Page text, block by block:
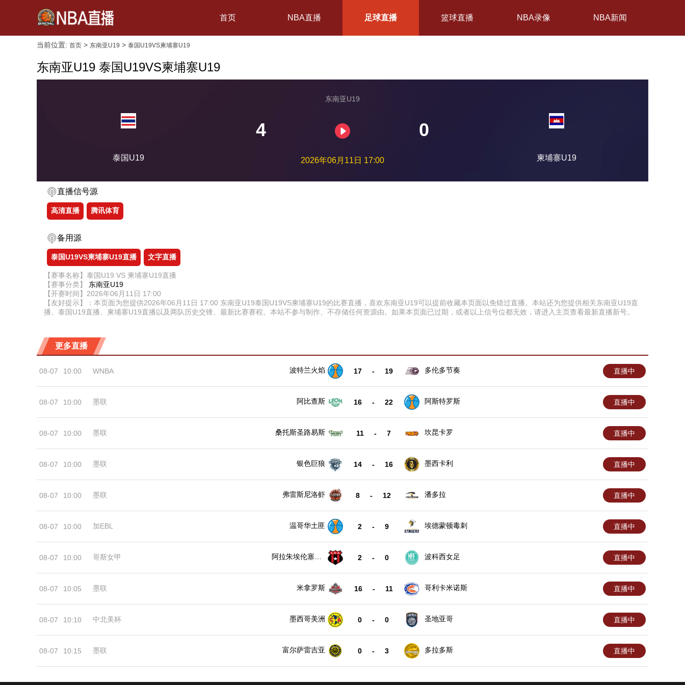
首页 NBA直播 足球直播 篮球直播 NBA录像 NBA新闻
当前位置: 首页 > 东南亚U19 > 泰国U19VS柬埔寨U19
东南亚U19 泰国U19VS柬埔寨U19
泰国U19
东南亚U19
4 0
2026年06月11日 17:00 柬埔寨U19
直播信号源
高清直播 腾讯体育
备用源
泰国U19VS柬埔寨U19直播 文字直播
【赛事名称】泰国U19 VS 柬埔寨U19直播
【赛事分类】 东南亚U19
【开赛时间】2026年06月11日 17:00
【友好提示】：本页面为您提供2026年06月11日 17:00 东南亚U19泰国U19VS柬埔寨U19的比赛直播，喜欢东南亚U19可以提前收藏本页面以免错过直播。本站还为您提供相关东南亚U19直
播、泰国U19直播、柬埔寨U19直播以及两队历史交锋、最新比赛赛程。本站不参与制作、不存储任何资源由。如果本页面已过期，或者以上信号位都无效，请进入主页查看最新直播新号。
更多直播
08-07 10:00 WNBA 波特兰火焰 17 - 19 多伦多节奏 直播中
08-07 10:00 墨联 阿比查斯 16 - 22 阿斯特罗斯 直播中
08-07 10:00 墨联 桑托斯圣路易斯 11 - 7 坎昆卡罗 直播中
08-07 10:00 墨联 银色巨狼 14 - 16 墨西卡利 直播中
08-07 10:00 墨联 弗雷斯尼洛虾 8 - 12 潘多拉 直播中
08-07 10:00 加EBL 温哥华土匪 2 - 9 埃德蒙顿毒刺 直播中
08-07 10:00 哥斯女甲
阿拉朱埃伦塞女
2 - 0 波科西女足 直播中
08-07 10:05 墨联 米拿罗斯 16 - 11 哥利卡米诺斯 直播中
08-07 10:10 中北美杯 墨西哥美洲 0 - 0 圣地亚哥 直播中
08-07 10:15 墨联 富尔萨雷吉亚 0 - 3 多拉多斯 直播中